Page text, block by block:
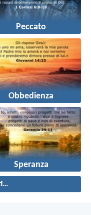
Peccato
Obbedienza
Speranza